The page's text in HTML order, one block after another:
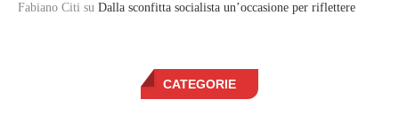
Fabiano Citi su Dalla sconfitta socialista un’occasione per riflettere
CATEGORIE